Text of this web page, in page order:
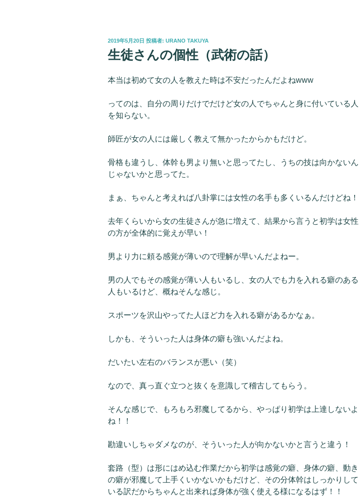
投
稿
日:
2019年5月20日 投稿者: URANO TAKUYA
生徒さんの個性（武術の話）
本当は初めて女の人を教えた時は不安だったんだよねwww
ってのは、自分の周りだけでだけど女の人でちゃんと身に付いている人
を知らない。
師匠が女の人には厳しく教えて無かったからかもだけど。
骨格も違うし、体幹も男より無いと思ってたし、うちの技は向かないん
じゃないかと思ってた。
まぁ、ちゃんと考えれば八卦掌には女性の名手も多くいるんだけどね！
去年くらいから女の生徒さんが急に増えて、結果から言うと初学は女性
の方が全体的に覚えが早い！
男より力に頼る感覚が薄いので理解が早いんだよねー。
男の人でもその感覚が薄い人もいるし、女の人でも力を入れる癖のある
人もいるけど、概ねそんな感じ。
スポーツを沢山やってた人ほど力を入れる癖があるかなぁ。
しかも、そういった人は身体の癖も強いんだよね。
だいたい左右のバランスが悪い（笑）
なので、真っ直ぐ立つと抜くを意識して稽古してもらう。
そんな感じで、もろもろ邪魔してるから、やっぱり初学は上達しないよ
ね！！
勘違いしちゃダメなのが、そういった人が向かないかと言うと違う！
套路（型）は形にはめ込む作業だから初学は感覚の癖、身体の癖、動き
の癖が邪魔して上手くいかないかもだけど、その分体幹はしっかりして
いる訳だからちゃんと出来れば身体が強く使える様になるはず！！